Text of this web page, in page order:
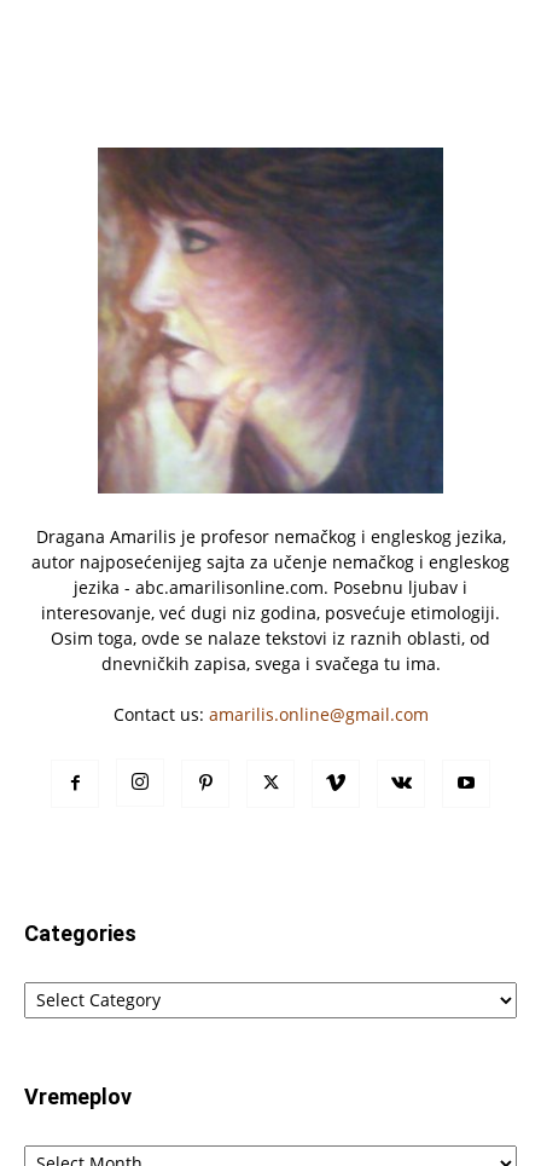
Dragana Amarilis je profesor nemačkog i engleskog jezika,
autor najposećenijeg sajta za učenje nemačkog i engleskog
jezika - abc.amarilisonline.com. Posebnu ljubav i
interesovanje, već dugi niz godina, posvećuje etimologiji.
Osim toga, ovde se nalaze tekstovi iz raznih oblasti, od
dnevničkih zapisa, svega i svačega tu ima.
Contact us: amarilis.online@gmail.com
Categories
Categories
Vremeplov
Vremeplov